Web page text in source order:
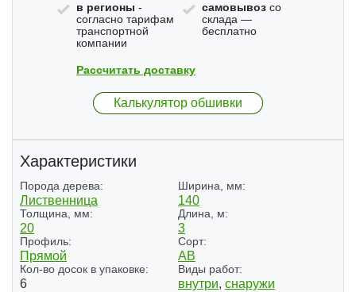
в регионы -
согласно тарифам
транспортной
компании
самовывозсо
склада —
бесплатно
Рассчитать доставку
Калькулятор обшивки
Характеристики
Порода дерева:
Лиственница
Ширина, мм:
140
Толщина, мм:
20
Длина, м:
3
Профиль:
Прямой
Сорт:
АВ
Кол-во досок в упаковке:
6
Виды работ:
внутри, снаружи